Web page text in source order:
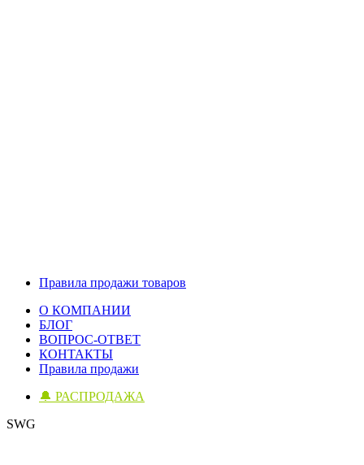
Правила продажи товаров
О КОМПАНИИ
БЛОГ
ВОПРОС-ОТВЕТ
КОНТАКТЫ
Правила продажи
🔔 РАСПРОДАЖА
SWG